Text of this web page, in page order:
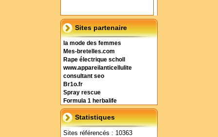
Sites partenaire
la mode des femmes
Mes-bretelles.com
Rape électrique scholl
www.appareilanticellulite
consultant seo
Br1o.fr
Spray rescue
Formula 1 herbalife
Statistiques
Sites référencés : 10363